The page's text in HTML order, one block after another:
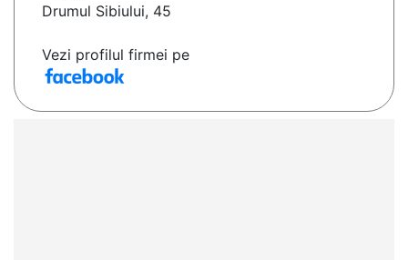
Drumul Sibiului, 45
Vezi profilul firmei pe